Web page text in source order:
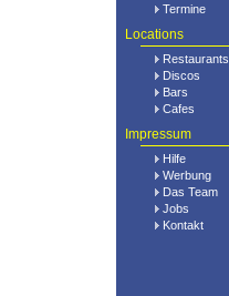
Termine
Locations
Restaurants
Discos
Bars
Cafes
Impressum
Hilfe
Werbung
Das Team
Jobs
Kontakt